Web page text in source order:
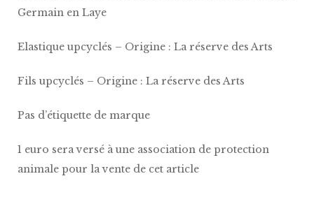
Germain en Laye
Elastique upcyclés – Origine : La réserve des Arts
Fils upcyclés – Origine : La réserve des Arts
Pas d’étiquette de marque
1 euro sera versé à une association de protection
animale pour la vente de cet article